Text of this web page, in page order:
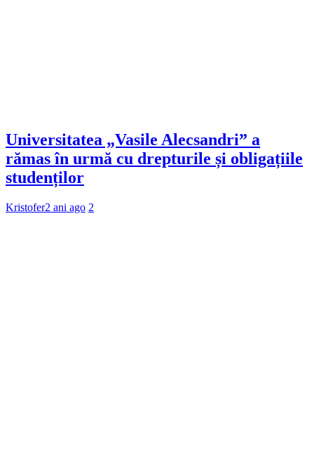
Universitatea „Vasile Alecsandri” a
rămas în urmă cu drepturile și obligațiile
studenților
Kristofer2 ani ago 2